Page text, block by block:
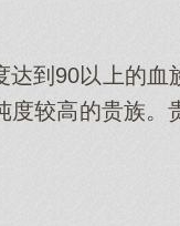
达到90以上的
度较高的贵族